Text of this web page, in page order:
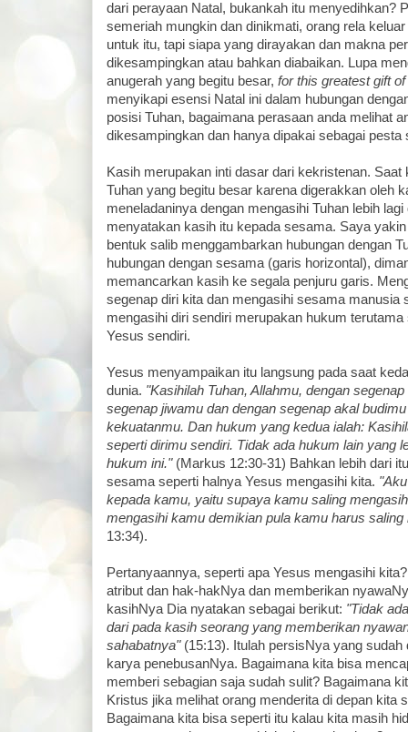
dari perayaan Natal, bukankah itu menyedihkan?
semeriah mungkin dan dinikmati, orang rela
untuk itu, tapi siapa yang dirayakan dan makna
dikesampingkan atau bahkan diabaikan. Lupa
anugerah yang begitu besar, for this greatest gift of
menyikapi esensi Natal ini dalam hubungan
posisi Tuhan, bagaimana perasaan anda melihat
dikesampingkan dan hanya dipakai sebagai pesta
Kasih merupakan inti dasar dari kekristenan. Saat
Tuhan yang begitu besar karena digerakkan oleh
meneladaninya dengan mengasihi Tuhan lebih
menyatakan kasih itu kepada sesama. Saya
bentuk salib menggambarkan hubungan dengan
hubungan dengan sesama (garis horizontal),
memancarkan kasih ke segala penjuru garis.
segenap diri kita dan mengasihi sesama manusia
mengasihi diri sendiri merupakan hukum
Yesus sendiri.
Yesus menyampaikan itu langsung pada saat
dunia. "Kasihilah Tuhan, Allahmu, dengan
segenap jiwamu dan dengan segenap akal
kekuatanmu. Dan hukum yang kedua ialah:
seperti dirimu sendiri. Tidak ada hukum lain yang
hukum ini."(Markus 12:30-31) Bahkan lebih dari
sesama seperti halnya Yesus mengasihi kita.
kepada kamu, yaitu supaya kamu saling
mengasihi kamu demikian pula kamu harus saling
13:34).
Pertanyaannya, seperti apa Yesus mengasihi
atribut dan hak-hakNya dan memberikan
kasihNya Dia nyatakan sebagai berikut: "Tidak
dari pada kasih seorang yang memberikan
sahabatnya"(15:13). Itulah persisNya yang sudah
karya penebusanNya. Bagaimana kita bisa
memberi sebagian saja sudah sulit? Bagaimana
Kristus jika melihat orang menderita di depan kita
Bagaimana kita bisa seperti itu kalau kita masih